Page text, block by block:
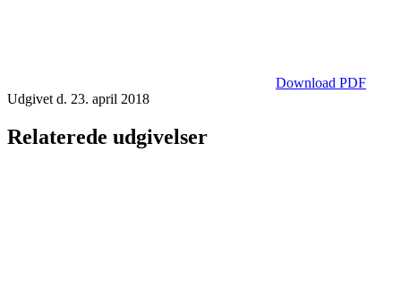
Download PDF
Udgivet d. 23. april 2018
Relaterede udgivelser